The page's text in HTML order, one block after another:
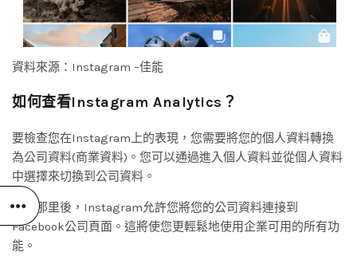
資料來源：Instagram –佳能
如何查看Instagram Analytics？
要檢查您在Instagram上的表現，您需要將您的個人資料轉換
為公司資料(商業資料)。您可以通過進入個人資料並從個人資料
中選擇來切換到公司資料。
到達那里後，Instagram允許您將您的公司資料連接到
Facebook公司頁面。這將使您更輕鬆地使用企業可用的所有功
能。